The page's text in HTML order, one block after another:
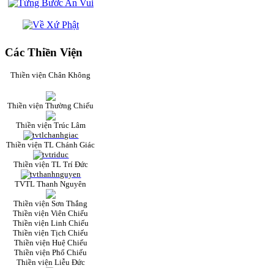
Các Thiền Viện
Thiền viện Chân Không
Thiền viện Thường Chiếu
Thiền viện Trúc Lâm
Thiền viện TL Chánh Giác
Thiền viện TL Trí Đức
TVTL Thanh Nguyên
Thiền viện Sơn Thắng
Thiền viện Viên Chiếu
Thiền viện Linh Chiếu
Thiền viện Tịch Chiếu
Thiền viện Huệ Chiếu
Thiền viện Phổ Chiếu
Thiền viện Liễu Đức